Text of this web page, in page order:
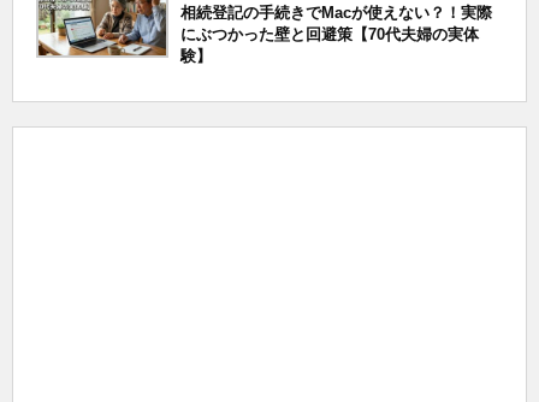
相続登記の手続きでMacが使えない？！実際
にぶつかった壁と回避策【70代夫婦の実体
験】